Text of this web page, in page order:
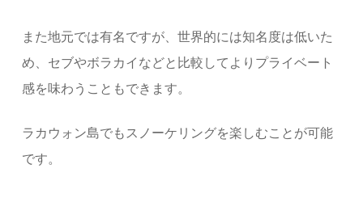
また地元では有名ですが、世界的には知名度は低いた
め、セブやボラカイなどと比較してよりプライベート
感を味わうこともできます。
ラカウォン島でもスノーケリングを楽しむことが可能
です。